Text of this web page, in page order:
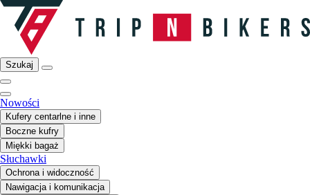
Szukaj
Nowości
Kufery centarlne i inne
Boczne kufry
Miękki bagaż
Słuchawki
Ochrona i widoczność
Nawigacja i komunikacja